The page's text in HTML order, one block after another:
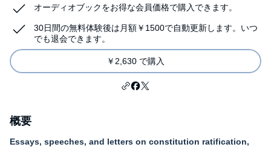
オーディオブックをお得な会員価格で購入できます。
30日間の無料体験後は月額￥1500で自動更新します。いつ
でも退会できます。
￥2,630 で購入
概要
Essays, speeches, and letters on constitution ratification,